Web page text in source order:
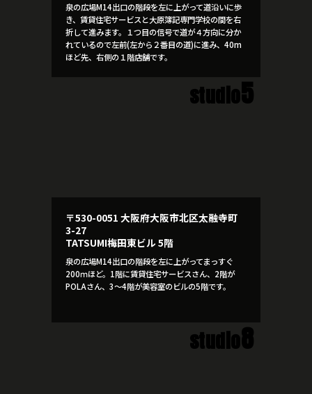
泉の広場M14出口の階段を左に上がって道沿いに歩
き、賃貸住宅サービスと大原簿記専門学校の間を右
折して進みます。１つ目の信号で道が４方向に分か
れているので左前(左から２番目の道)に進み、40m
ほど先、右側の１階店舗です。
studio5
〒530-0051 大阪府大阪市北区太融寺町
3-27
TATSUMI梅田東ビル 5階
泉の広場M14出口の階段を左に上がってまっすぐ
200ｍほど。1階に賃貸住宅サービスさん、2階が
POLAさん、3～4階が美容室のビルの5階です。
studio8